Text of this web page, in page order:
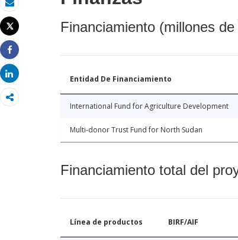
Correo electrónico
Imprimir
Tweet
Share
Share
Financiamiento (millones de
Entidad De Financiamiento
International Fund for Agriculture Development
Multi-donor Trust Fund for North Sudan
Financiamiento total del
Línea de productos BIRF/AIF